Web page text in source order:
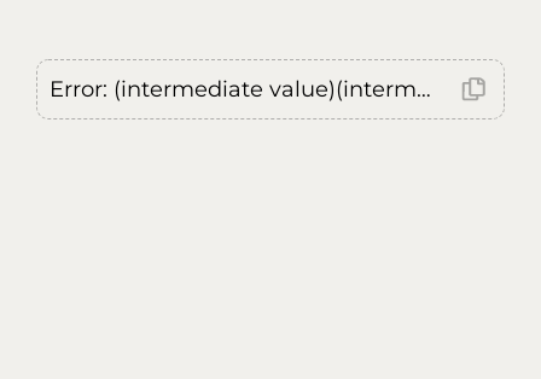
Error: (intermediate value)(intermediate value)(intermediate value).replaceAll is not a function